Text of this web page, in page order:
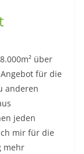
über
für die
anderen
jeden
mir für die
mehr